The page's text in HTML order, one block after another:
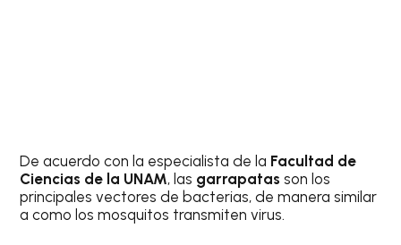
De acuerdo con la especialista de la Facultad de
Ciencias de la UNAM, las garrapatas son los
principales vectores de bacterias, de manera similar
a como los mosquitos transmiten virus.